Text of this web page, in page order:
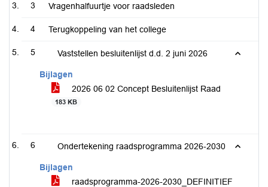
3 Vragenhalfuurtje voor raadsleden
4 Terugkoppeling van het college
5 Vaststellen besluitenlijst d.d. 2 juni 2026
Bijlagen
2026 06 02 Concept Besluitenlijst Raad
183 KB
6 Ondertekening raadsprogramma 2026-2030
Bijlagen
raadsprogramma-2026-2030_DEFINITIEF